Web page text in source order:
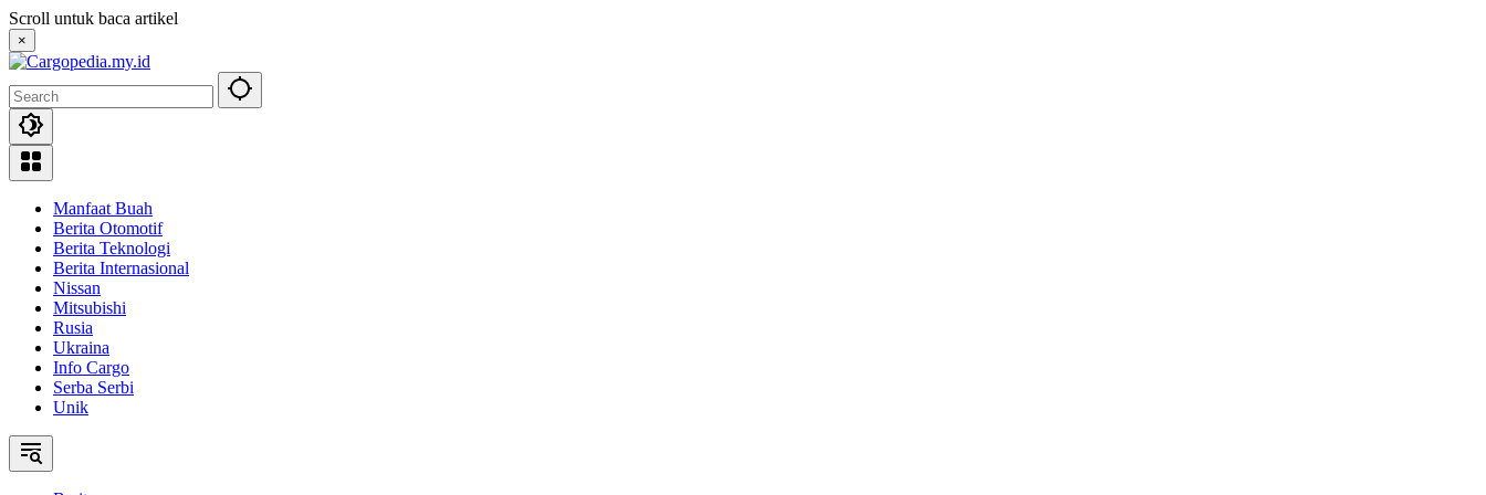
Skip
to
content
Scroll untuk baca artikel
×
Manfaat Buah
Berita Otomotif
Berita Teknologi
Berita Internasional
Nissan
Mitsubishi
Rusia
Ukraina
Info Cargo
Serba Serbi
Unik